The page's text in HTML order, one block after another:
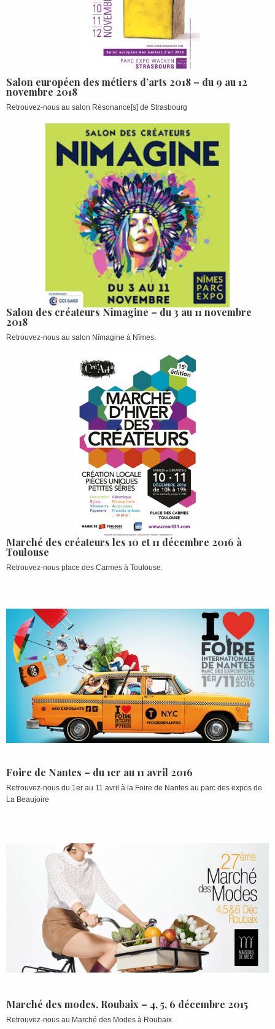
Salon européen des métiers d’arts 2018 – du 9 au 12
novembre 2018
Retrouvez-nous au salon Résonance[s] de Strasbourg
Salon des créateurs Nîmagine – du 3 au 11 novembre
2018
Retrouvez-nous au salon Nîmagine à Nîmes.
Marché des créateurs les 10 et 11 décembre 2016 à
Toulouse
Retrouvez-nous place des Carmes à Toulouse.
Foire de Nantes – du 1er au 11 avril 2016
Retrouvez-nous du 1er au 11 avril à la Foire de Nantes au parc des expos de
La Beaujoire
Marché des modes, Roubaix – 4, 5, 6 décembre 2015
Retrouvez-nous au Marché des Modes à Roubaix.